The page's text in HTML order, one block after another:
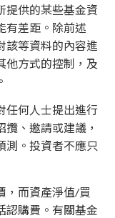
提供的某些基金資
有差距。除前述
該等資料的內容進
他方式的控制，及
任何人士提出進行
、邀請或建議，
測。投資者不應只
，而資產淨值/買
認購費。有關基金